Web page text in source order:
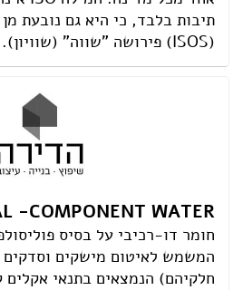
תיבות בלבד, כי היא גם נובעת מן
(ISOS) פירושה "שווה" (שוויון).
-COMPONENT WATER
חומר דו-רכיבי על בסיס
המשמש לאיטום מישקים וסדקים
חלקיהם) הנמצאים בתנאי